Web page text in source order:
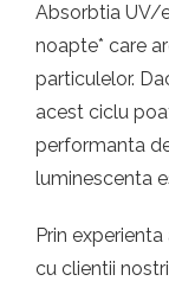
Absorbtia UV/
noapte* care
particulelor.
acest ciclu
performanta
luminescenta
Prin
cu clientii